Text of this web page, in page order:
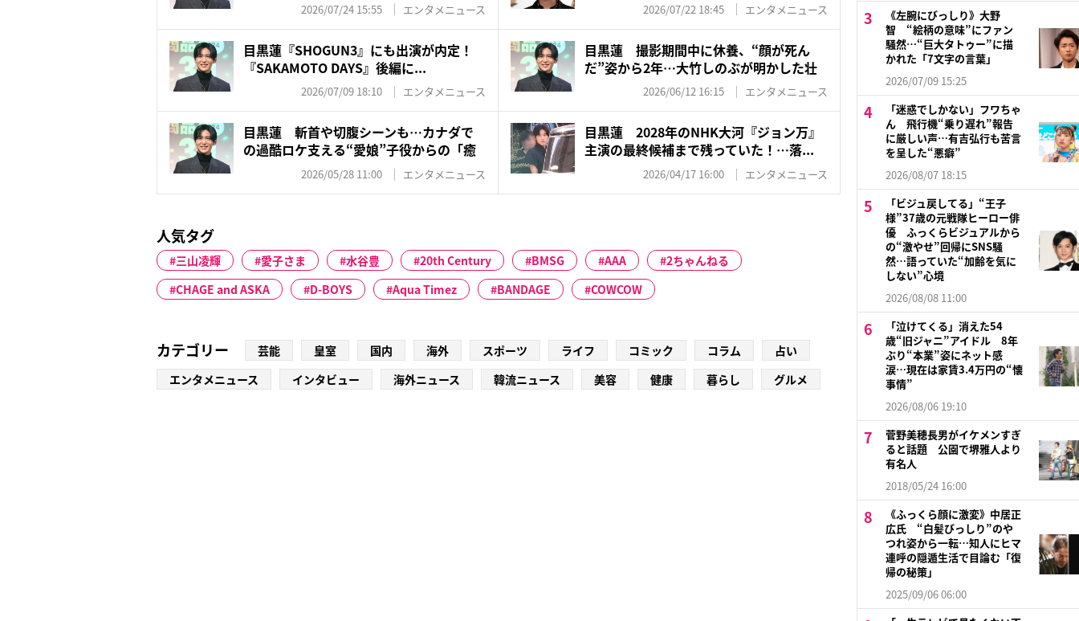
2026/07/24 15:55 エンタメニュース 2026/07/22 18:45 エンタメニュース
目黒蓮『SHOGUN3』にも出演が内定！
『SAKAMOTO DAYS』後編に...
2026/07/09 18:10 エンタメニュース
目黒蓮 撮影期間中に休養、“顔が死ん
だ”姿から2年…大竹しのぶが明かした壮
2026/06/12 16:15 エンタメニュース
目黒蓮 斬首や切腹シーンも…カナダで
の過酷ロケ支える“愛娘”子役からの「癒
2026/05/28 11:00 エンタメニュース
目黒蓮 2028年のNHK大河『ジョン万』
主演の最終候補まで残っていた！…落...
2026/04/17 16:00 エンタメニュース
人気タグ
三山凌輝 愛子さま 水谷豊 20th Century BMSG AAA
2ちゃんねる
CHAGE and ASKA
D-BOYS Aqua Timez BANDAGE COWCOW
カテゴリー 芸能 皇室 国内 海外 スポーツ ライフ コミック コラム
占い
エンタメニュース
インタビュー 海外ニュース 韓流ニュース 美容 健康 暮らし グルメ
《左腕にびっしり》大野
智 “絵柄の意味”にファン
騒然…“巨大タトゥー”に描
かれた「7文字の言葉」
2026/07/09 15:25
「迷惑でしかない」フワちゃ
ん 飛行機“乗り遅れ”報告
に厳しい声…有吉弘行も苦言
を呈した“悪癖”
2026/08/07 18:15
「ビジュ戻してる」“王子
様”37歳の元戦隊ヒーロー俳
優 ふっくらビジュアルから
の“激やせ”回帰にSNS騒
然…語っていた“加齢を気に
しない”心境
2026/08/08 11:00
「泣けてくる」消えた54
歳“旧ジャニ”アイドル 8年
ぶり“本業”姿にネット感
涙…現在は家賃3.4万円の“懐
事情”
2026/08/06 19:10
菅野美穂長男がイケメンすぎ
ると話題 公園で堺雅人より
有名人
2018/05/24 16:00
《ふっくら顔に激変》中居正
広氏 “白髪びっしり”のや
つれ姿から一転…知人にヒマ
連呼の隠遁生活で目論む「復
帰の秘策」
2025/09/06 06:00